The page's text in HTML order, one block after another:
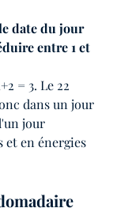
date du jour
entre 1 et
= 3. Le 22
dans un jour
jour
et en énergies